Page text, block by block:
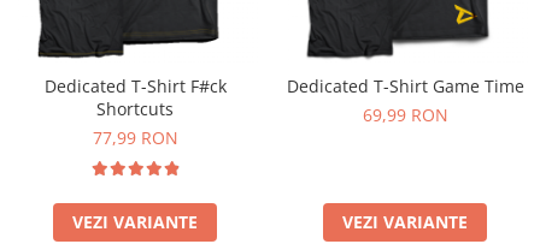
Dedicated T-Shirt F#ck
Shortcuts
77,99 RON
VEZI VARIANTE
Dedicated T-Shirt Game Time
69,99 RON
VEZI VARIANTE